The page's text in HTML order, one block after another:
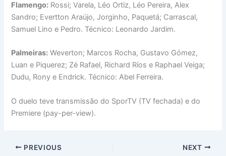
Flamengo: Rossi; Varela, Léo Ortiz, Léo Pereira, Alex
Sandro; Evertton Araújo, Jorginho, Paquetá; Carrascal,
Samuel Lino e Pedro. Técnico: Leonardo Jardim.
Palmeiras: Weverton; Marcos Rocha, Gustavo Gómez,
Luan e Piquerez; Zé Rafael, Richard Ríos e Raphael Veiga;
Dudu, Rony e Endrick. Técnico: Abel Ferreira.
O duelo teve transmissão do SporTV (TV fechada) e do
Premiere (pay-per-view).
PREVIOUS NEXT